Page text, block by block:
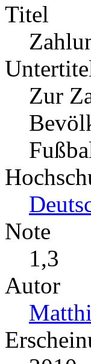
Titel
Zur
Note
1,3
Autor